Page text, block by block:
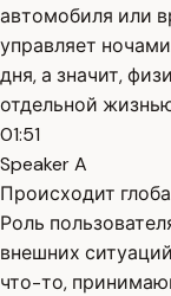
автомобиля или
управляет
дня, а значит,
отдельной
01:51
Speaker A
Происходит
Роль
внешних
что-то,